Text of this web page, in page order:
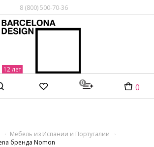
8 (800) 500-70-36
0 0
Мебель из Испании и Португалии
бренда Nomon